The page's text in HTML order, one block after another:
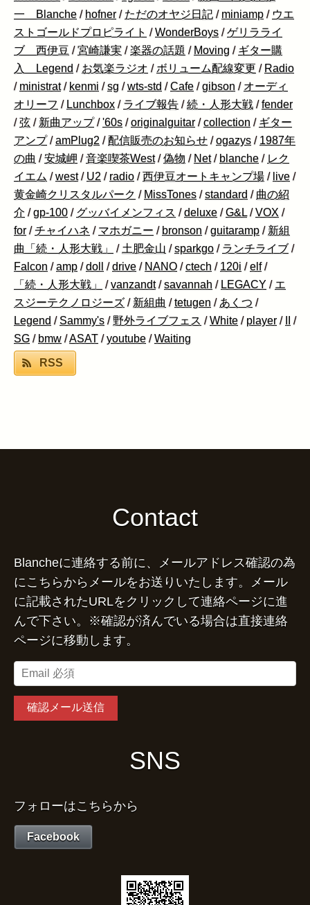
一 Blanche / hofner / ただのオヤジ日記 / miniamp / ウエ
ストゴールドプロピライト /WonderBoys /ゲリラライ
ブ 西伊豆 /宮崎謙実 /楽器の話題 / Moving / ギター購
入 Legend / お気楽ラジオ / ボリューム配線変更 / Radio
/ ministrat / kenmi /sg /wts-std /Cafe /gibson / オーディ
オリーフ / Lunchbox / ライブ報告 /続・人形大戦 /fender
/弦 / 新曲アップ /'60s /originalguitar /collection / ギター
アンプ /amPlug2 /配信販売のお知らせ /ogazys / 1987年
の曲 /安城岬 /音楽喫茶West /偽物 / Net / blanche / レク
イエム /west / U2 / radio /西伊豆オートキャンプ場 / live /
黄金崎クリスタルパーク / MissTones /standard / 曲の紹
介 /gp-100 / グッバイメンフィス /deluxe /G&L /VOX /
for /チャイハネ / マホガニー / bronson /guitaramp / 新組
曲「続・人形大戦」
/ 土肥金山 /sparkgo / ランチライブ /
Falcon /amp /doll /drive / NANO /ctech / 120i /elf /
「続・人形大戦」
/vanzandt /savannah / LEGACY / エ
スジーテクノロジーズ / 新組曲 /tetugen / あくつ /
Legend /Sammy's / 野外ライブフェス /White / player /
/
SG / bmw /ASAT /youtube /Waiting
RSS
Contact
Blancheに連絡する前に、メールアドレス確認の為
にこちらからメールをお送りいたします。メール
に記載されたURLをクリックして連絡ページに進
んで下さい。※確認が済んでいる場合は直接連絡
ページに移動します。
SNS
フォローはこちらから
Facebook